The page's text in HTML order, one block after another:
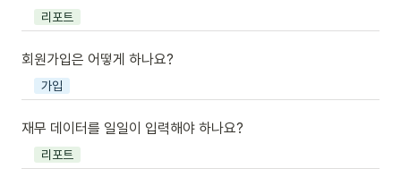
리포트
회원가입은 어떻게 하나요?
가입
재무 데이터를 일일이 입력해야 하나요?
리포트